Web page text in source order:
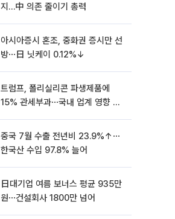
지…中 의존 줄이기 총력
아시아증시 혼조, 중화권 증시만 선
방⋯日 닛케이 0.12%↓
트럼프, 폴리실리콘 파생제품에
15% 관세부과⋯국내 업계 영향 촉
중국 7월 수출 전년비 23.9%↑⋯
한국산 수입 97.8% 늘어
日대기업 여름 보너스 평균 935만
원⋯건설회사 1800만 넘어